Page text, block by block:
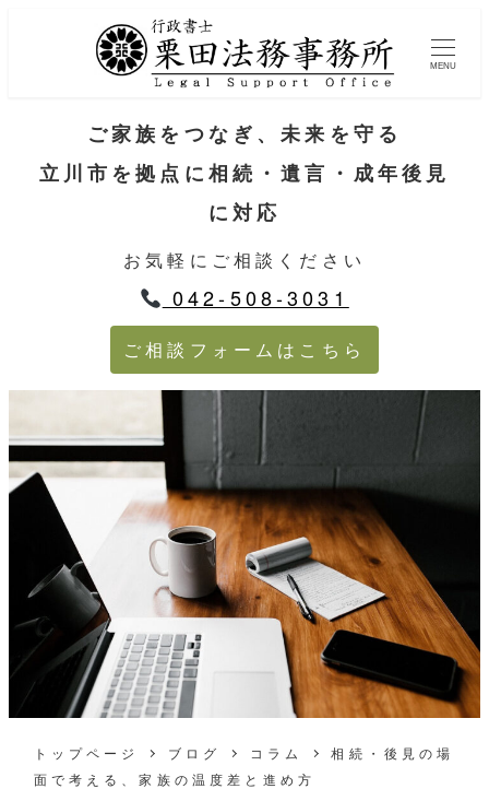
MENU
ご家族をつなぎ、未来を守る
立川市を拠点に相続・遺言・成年後見
に対応
お気軽にご相談ください
042-508-3031
ご相談フォームはこちら
トップページ ブログ コラム
相続・後見の場
面で考える、家族の温度差と進め方